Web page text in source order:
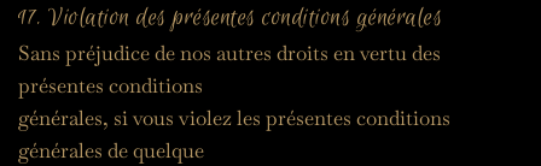
17. Violation des présentes conditions générales
Sans préjudice de nos autres droits en vertu des
présentes conditions
générales, si vous violez les présentes conditions
générales de quelque